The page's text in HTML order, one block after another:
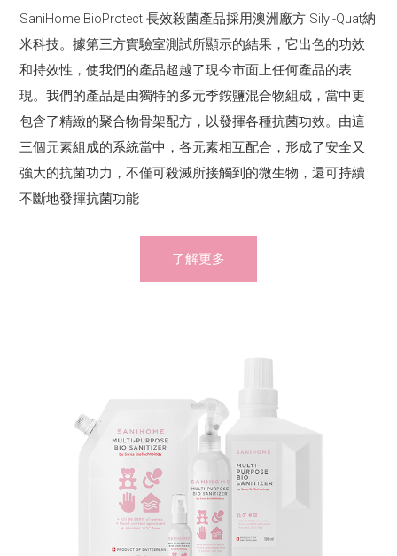
SaniHome BioProtect 長效殺菌產品採用澳洲廠方 Silyl-Quat納
米科技。據第三方實驗室測試所顯示的結果，它出色的功效
和持效性，使我們的產品超越了現今市面上任何產品的表
現。我們的產品是由獨特的多元季銨鹽混合物組成，當中更
包含了精緻的聚合物骨架配方，以發揮各種抗菌功效。由這
三個元素組成的系統當中，各元素相互配合，形成了安全又
強大的抗菌功力，不僅可殺滅所接觸到的微生物，還可持續
不斷地發揮抗菌功能
了解更多